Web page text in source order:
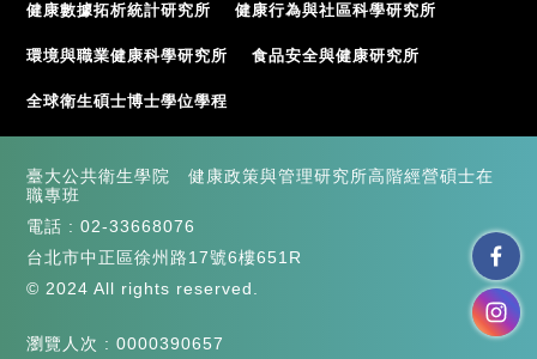
健康數據拓析統計研究所 健康行為與社區科學研究所
環境與職業健康科學研究所 食品安全與健康研究所
全球衛生碩士博士學位學程
臺大公共衛生學院 健康政策與管理研究所高階經營碩士在
職專班
電話 :02-33668076
台北市中正區徐州路17號6樓651R
© 2024 All rights reserved.
瀏覽人次 : 0000390657